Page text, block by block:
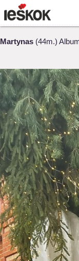
Martynas (44m.)